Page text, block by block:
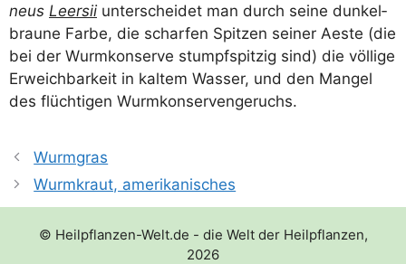
neus Leer­sii unter­schei­det man durch sei­ne dun­kel­
brau­ne Far­be, die schar­fen Spit­zen sei­ner Aes­te (die
bei der Wurm­kon­ser­ve stumpf­spit­zig sind) die völ­li­ge
Erweich­bar­keit in kal­tem Was­ser, und den Man­gel
des flüch­ti­gen Wurmkonservengeruchs.
Wurmgras
Wurmkraut, amerikanisches
© Heilpflanzen-Welt.de - die Welt der Heilpflanzen,
2026